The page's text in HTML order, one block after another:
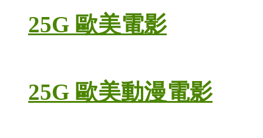
25G 歐美電影
25G 歐美動漫電影